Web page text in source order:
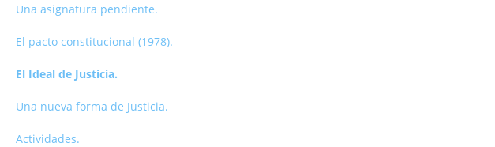
La reparación de los daños causados.
Garantías de no repetición.
Paz, piedad y perdón. 18/07/1938.
Actividades.
Una asignatura pendiente.
El pacto constitucional (1978).
El Ideal de Justicia.
Una nueva forma de Justicia.
Actividades.